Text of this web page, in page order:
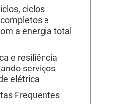
ciclos
e
a energia total
e resiliência
serviços
elétrica
Frequentes